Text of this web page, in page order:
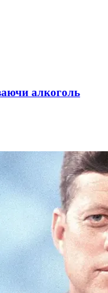
алкоголь